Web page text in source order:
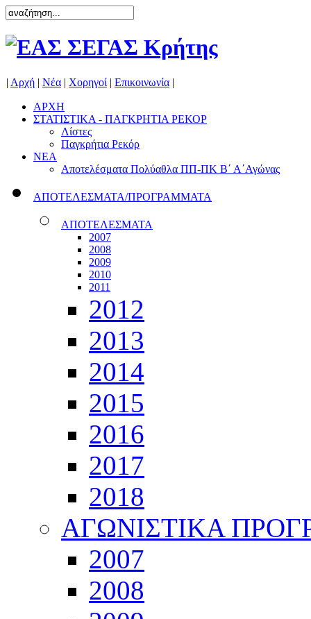
| Αρχή | Νέα | Χορηγοί | Επικοινωνία |
ΑΡΧΗ
ΣΤΑΤΙΣΤΙΚΑ - ΠΑΓΚΡΗΤΙΑ ΡΕΚΟΡ
Λίστες
Παγκρήτια Ρεκόρ
ΝΕΑ
Αποτελέσματα Πολύαθλα ΠΠ-ΠΚ Β΄ Α΄Αγώνας
ΑΠΟΤΕΛΕΣΜΑΤΑ/ΠΡΟΓΡΑΜΜΑΤΑ
ΑΠΟΤΕΛΕΣΜΑΤΑ
2007
2008
2009
2010
2011
2012
2013
2014
2015
2016
2017
2018
ΑΓΩΝΙΣΤΙΚΑ
2007
2008